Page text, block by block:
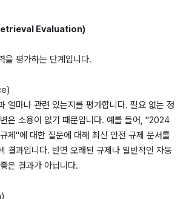
Evaluation)
을 평가하는 단계입니다.
얼마나 관련 있는지를 평가합니다. 필요 없는 정
은 소용이 없기 때문입니다. 예를 들어, "2024
제"에 대한 질문에 대해 최신 안전 규제 문서를
결과입니다. 반면 오래된 규제나 일반적인 자동
은 결과가 아닙니다.